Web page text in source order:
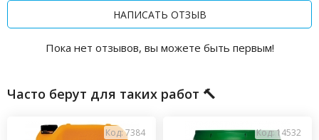
НАПИСАТЬ ОТЗЫВ
Пока нет отзывов, вы можете быть первым!
Часто берут для таких работ 🔨
Код: 7384 Код: 14532